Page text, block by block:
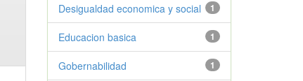
1
Desigualdad economica y social
1
Educacion basica
1
Gobernabilidad